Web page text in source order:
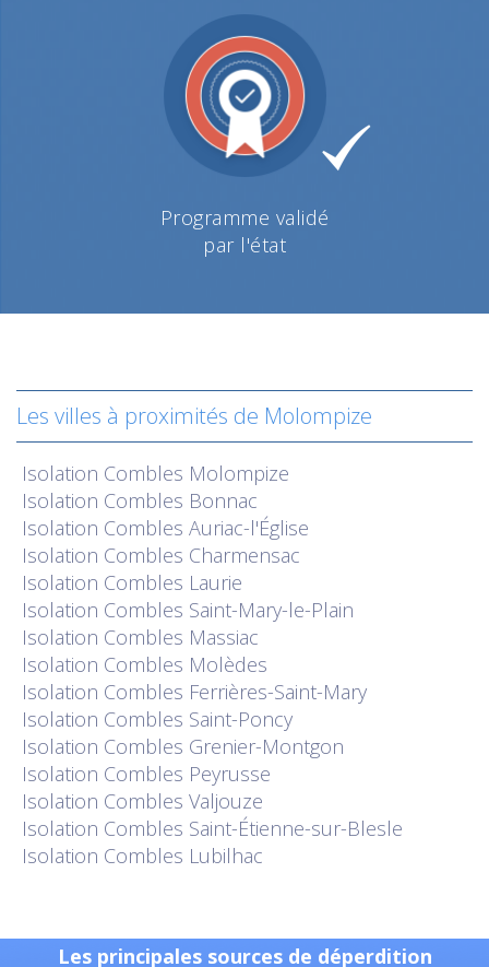
Programme validé
par l'état
Les villes à proximités de Molompize
Isolation Combles Molompize
Isolation Combles Bonnac
Isolation Combles Auriac-l'Église
Isolation Combles Charmensac
Isolation Combles Laurie
Isolation Combles Saint-Mary-le-Plain
Isolation Combles Massiac
Isolation Combles Molèdes
Isolation Combles Ferrières-Saint-Mary
Isolation Combles Saint-Poncy
Isolation Combles Grenier-Montgon
Isolation Combles Peyrusse
Isolation Combles Valjouze
Isolation Combles Saint-Étienne-sur-Blesle
Isolation Combles Lubilhac
Les principales sources de déperdition